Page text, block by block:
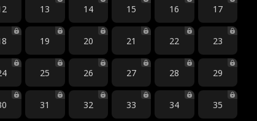
13 14 15 16 17
19 20 21 22 23
25 26 27 28 29
31 32 33 34 35